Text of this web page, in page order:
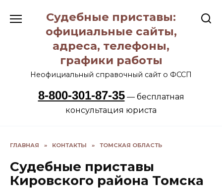
содержанию
Судебные приставы:
официальные сайты,
адреса, телефоны,
графики работы
Неофициальный справочный сайт о ФССП
8-800-301-87-35— бесплатная
консультация юриста
ГЛАВНАЯ » КОНТАКТЫ » ТОМСКАЯ ОБЛАСТЬ
Судебные приставы
Кировского района Томска